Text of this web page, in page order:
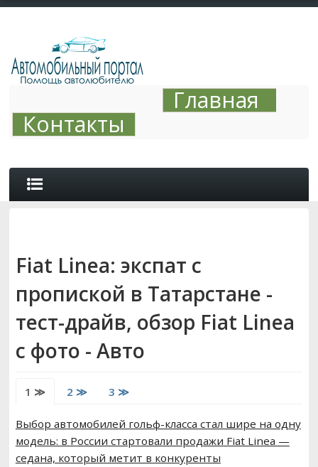
Главная
Контакты
СОВЕТЫ
РЕМОНТ ВАЗ
Fiat Linea: экспат с
пропиской в Татарстане -
тест-драйв, обзор Fiat Linea
с фото - Авто
1 ≫ 2 ≫ 3 ≫
Выбор автомобилей гольф-класса стал шире на одну
модель: в России стартовали продажи Fiat Linea —
седана, который метит в конкуренты